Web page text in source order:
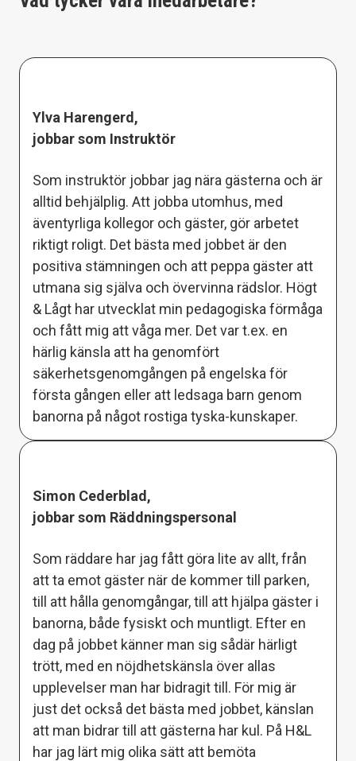
Ylva Harengerd,
jobbar som Instruktör
Som instruktör jobbar jag nära gästerna och är
alltid behjälplig. Att jobba utomhus, med
äventyrliga kollegor och gäster, gör arbetet
riktigt roligt. Det bästa med jobbet är den
positiva stämningen och att peppa gäster att
utmana sig själva och övervinna rädslor. Högt
& Lågt har utvecklat min pedagogiska förmåga
och fått mig att våga mer. Det var t.ex. en
härlig känsla att ha genomfört
säkerhetsgenomgången på engelska för
första gången eller att ledsaga barn genom
banorna på något rostiga tyska-kunskaper.
Simon Cederblad,
jobbar som Räddningspersonal
Som räddare har jag fått göra lite av allt, från
att ta emot gäster när de kommer till parken,
till att hålla genomgångar, till att hjälpa gäster i
banorna, både fysiskt och muntligt. Efter en
dag på jobbet känner man sig sådär härligt
trött, med en nöjdhetskänsla över allas
upplevelser man har bidragit till. För mig är
just det också det bästa med jobbet, känslan
att man bidrar till att gästerna har kul. På H&L
har jag lärt mig olika sätt att bemöta